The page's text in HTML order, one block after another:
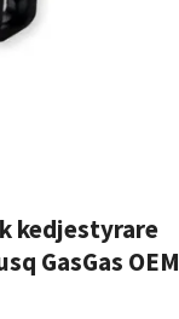
kedjestyrare
GasGas OEM